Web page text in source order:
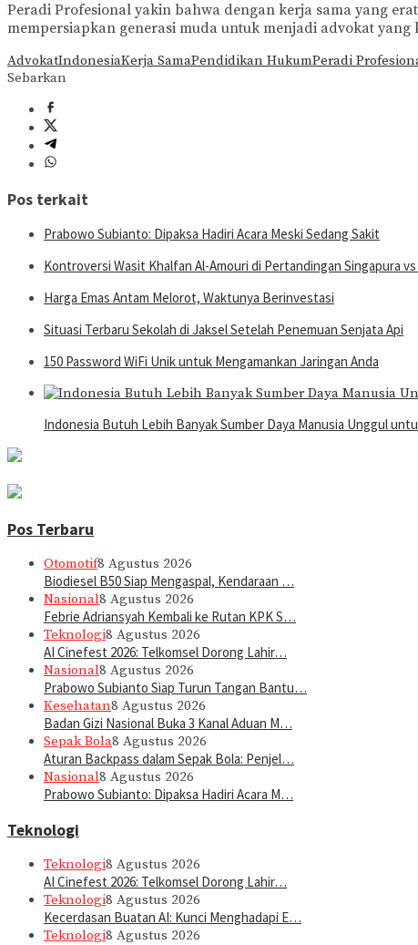
Peradi Profesional yakin bahwa dengan kerja sama yang
mempersiapkan generasi muda untuk menjadi advokat
AdvokatIndonesiaKerja SamaPendidikan HukumPeradi
Sebarkan
Pos terkait
Prabowo Subianto: Dipaksa Hadiri Acara Meski Sedang Sakit
Kontroversi Wasit Khalfan Al-Amouri di Pertandingan Singapura
Harga Emas Antam Melorot, Waktunya Berinvestasi
Situasi Terbaru Sekolah di Jaksel Setelah Penemuan Senjata Api
150 Password WiFi Unik untuk Mengamankan Jaringan Anda
Indonesia Butuh Lebih Banyak Sumber Daya Manusia Unggul
Pos Terbaru
Otomotif8 Agustus 2026
Biodiesel B50 Siap Mengaspal, Kendaraan …
Nasional8 Agustus 2026
Febrie Adriansyah Kembali ke Rutan KPK S…
Teknologi8 Agustus 2026
AI Cinefest 2026: Telkomsel Dorong Lahir…
Nasional8 Agustus 2026
Prabowo Subianto Siap Turun Tangan Bantu…
Kesehatan8 Agustus 2026
Badan Gizi Nasional Buka 3 Kanal Aduan M…
Sepak Bola8 Agustus 2026
Aturan Backpass dalam Sepak Bola: Penjel…
Nasional8 Agustus 2026
Prabowo Subianto: Dipaksa Hadiri Acara M…
Teknologi
Teknologi8 Agustus 2026
AI Cinefest 2026: Telkomsel Dorong Lahir…
Teknologi8 Agustus 2026
Kecerdasan Buatan AI: Kunci Menghadapi E…
Teknologi8 Agustus 2026